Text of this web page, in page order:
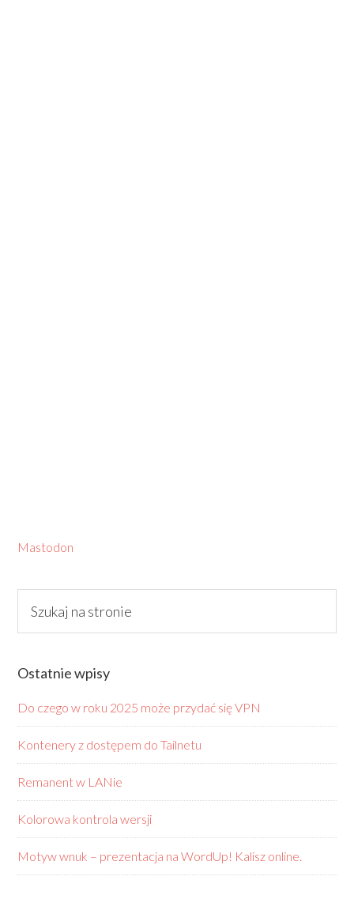
Mastodon
Ostatnie wpisy
Do czego w roku 2025 może przydać się VPN
Kontenery z dostępem do Tailnetu
Remanent w LANie
Kolorowa kontrola wersji
Motyw wnuk – prezentacja na WordUp! Kalisz online.